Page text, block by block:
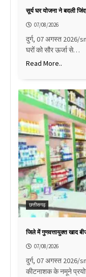
सूर्य घर योजना ने बदली
07/08/2026
दुर्ग, 07 अगस्त 2026/
घरों को सौर ऊर्जा से…
Read More..
छत्तीसगढ़
जिले में गुणवत्तायुक्त खाद
07/08/2026
दुर्ग, 07 अगस्त 2026/
कीटनाशक के नमूने